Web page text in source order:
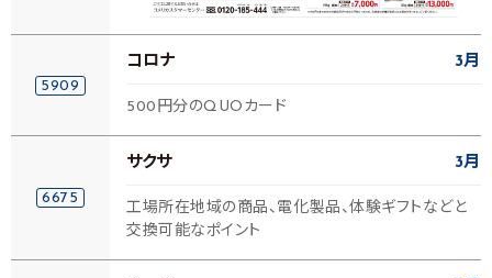
5909
コロナ 3月
500円分のQUOカード
6675
サクサ 3月
工場所在地域の商品、電化製品、体験ギフトなどと
交換可能なポイント